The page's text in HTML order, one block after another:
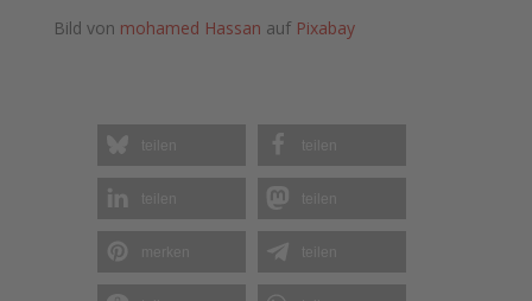
Bild von mohamed Hassan auf Pixabay